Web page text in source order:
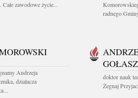
zawodowe życie...
radnego
Andrzeja
działacza
doktor nauk
Żegnaj